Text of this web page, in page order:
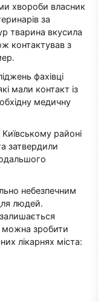
хвороби власник
за
тварина вкусила
контактував з
фахівці
мали контакт із
медичну
районі
затвердили
небезпечним
людей.
можна зробити
лікарнях міста: